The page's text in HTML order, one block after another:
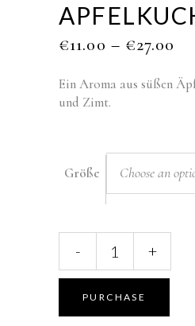
€11.00 – €27.00
Ein Aroma aus süßen
und Zimt.
Größe Choose an
Apfelkuchen
quantity
- +
PURCHASE